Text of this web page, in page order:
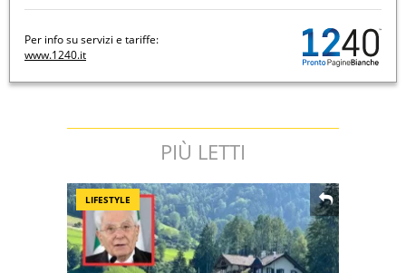
Per info su servizi e tariffe:
www.1240.it
PIÙ LETTI
LIFESTYLE